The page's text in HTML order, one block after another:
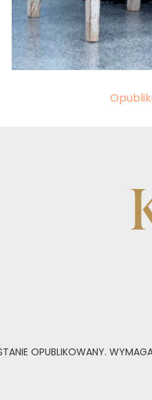
OPUBLIKOWANY.